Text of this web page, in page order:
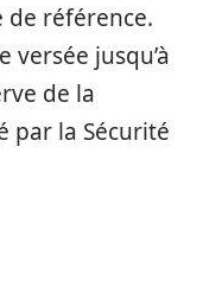
de référence.
versée jusqu’à
de la
par la Sécurité